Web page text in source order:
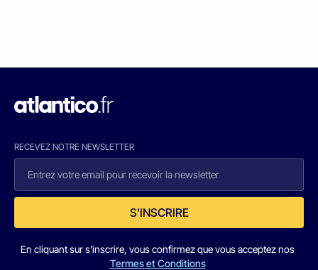
RECEVEZ NOTRE NEWSLETTER
S'INSCRIRE
En cliquant sur s'inscrire, vous confirmez que vous acceptez nos
Termes et Conditions